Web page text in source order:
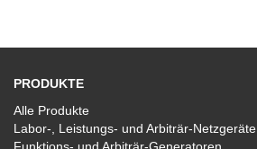
PRODUKTE
Alle Produkte
Labor-, Leistungs- und Arbiträr-Netzgeräte